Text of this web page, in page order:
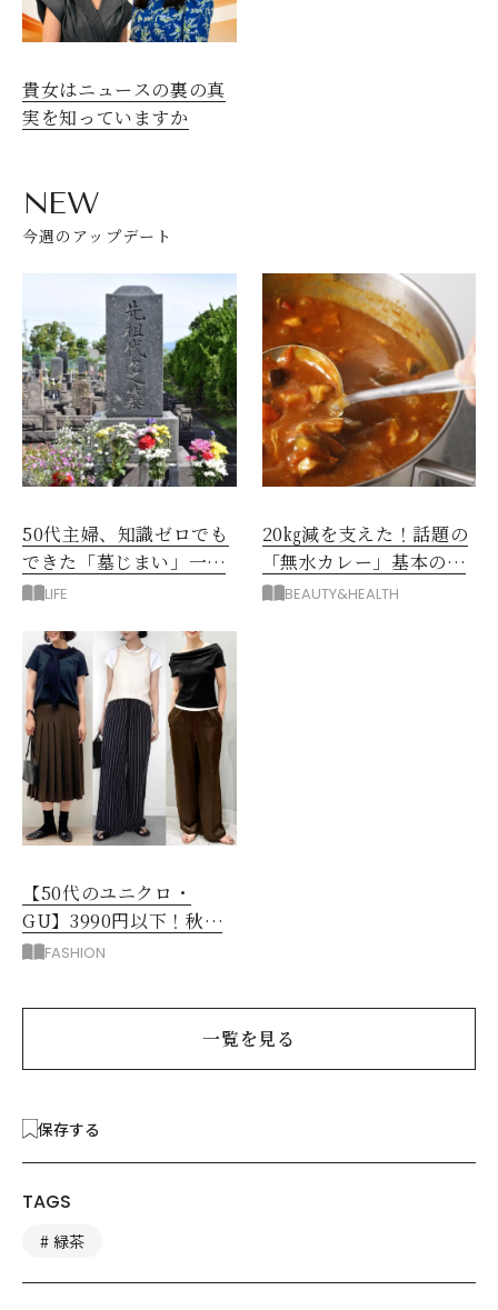
貴女はニュースの裏の真
実を知っていますか
NEW
今週のアップデート
50代主婦、知識ゼロでも
できた「墓じまい」一つ
後悔したのは、ある順
LIFE
20㎏減を支えた！話題の
「無水カレー」基本の作
り方とおすすめルウ6選
BEAUTY&HEALTH
【50代のユニクロ・
GU】3990円以下！秋ま
ではける涼しげボトムス3
FASHION
一覧を見る
保存する
TAGS
緑茶